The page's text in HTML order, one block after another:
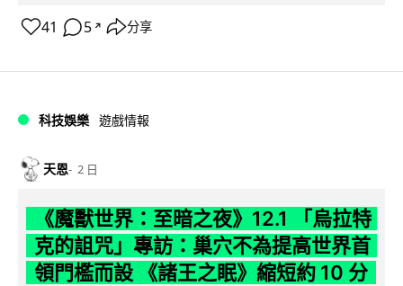
41 5 ↗ 分享
科技娛樂 遊戲情報
天恩 2 日
《魔獸世界：至暗之夜》12.1 「烏拉特
克的詛咒」專訪：巢穴不為提高世界首
領門檻而設 《諸王之眠》縮短約 10 分